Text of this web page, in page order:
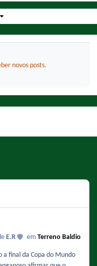
novos posts.
E.R emTerreno Baldio
a final da Copa do Mundo